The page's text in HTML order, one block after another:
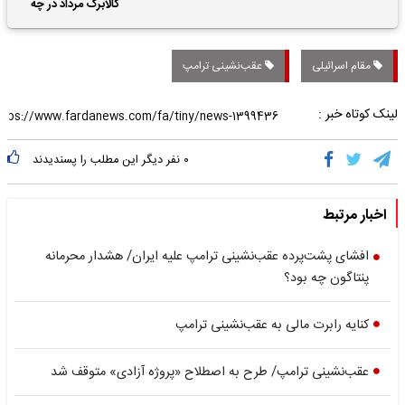
کالابرگ مرداد در چه
تاریخی واریز خواهد شد؟
مقام اسرائیلی عقب‌نشینی ترامپ
لینک کوتاه خبر :
۰ نفر دیگر این مطلب را پسندیدند
اخبار مرتبط
افشای پشت‌پرده عقب‌نشینی ترامپ علیه ایران/ هشدار محرمانه
پنتاگون چه بود؟
کنایه رابرت مالی به عقب‌نشینی ترامپ
عقب‌نشینی ترامپ/ طرح به اصطلاح «پروژه آزادی» متوقف شد